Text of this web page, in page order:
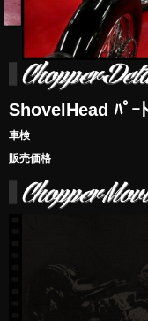
ShovelHead ﾊﾟｰ
車検
販売価格